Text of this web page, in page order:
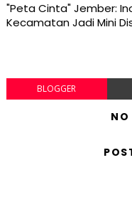
"Peta Cinta" Jember:
Kecamatan Jadi Mini
BLOGGER
NO